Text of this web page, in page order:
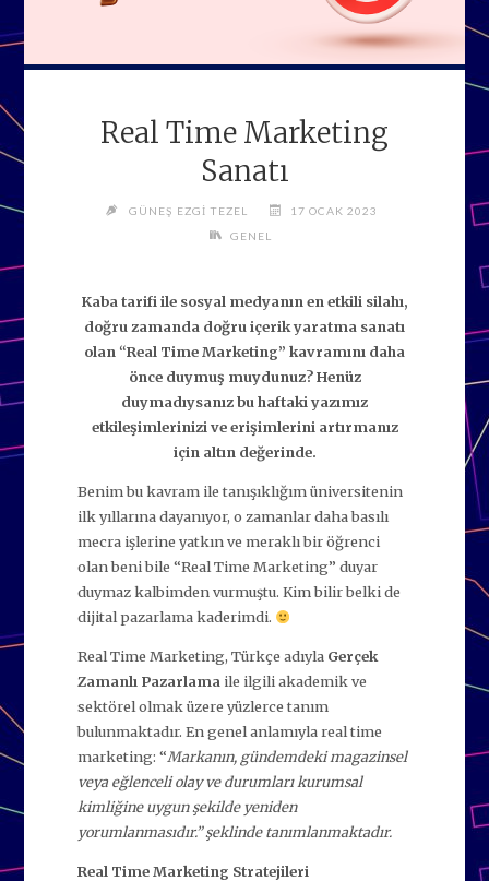
Real Time Marketing
Sanatı
GÜNEŞ EZGI TEZEL
17 OCAK 2023
GENEL
Kaba tarifi ile sosyal medyanın en etkili silahı,
doğru zamanda doğru içerik yaratma sanatı
olan “Real Time Marketing” kavramını daha
önce duymuş muydunuz? Henüz
duymadıysanız bu haftaki yazımız
etkileşimlerinizi ve erişimlerini artırmanız
için altın değerinde.
Benim bu kavram ile tanışıklığım üniversitenin
ilk yıllarına dayanıyor, o zamanlar daha basılı
mecra işlerine yatkın ve meraklı bir öğrenci
olan beni bile “Real Time Marketing” duyar
duymaz kalbimden vurmuştu. Kim bilir belki de
dijital pazarlama kaderimdi.
Real Time Marketing, Türkçe adıyla Gerçek
Zamanlı Pazarlama ile ilgili akademik ve
sektörel olmak üzere yüzlerce tanım
bulunmaktadır. En genel anlamıyla real time
marketing: “Markanın, gündemdeki magazinsel
veya eğlenceli olay ve durumları kurumsal
kimliğine uygun şekilde yeniden
yorumlanmasıdır.” şeklinde tanımlanmaktadır.
Real Time Marketing Stratejileri